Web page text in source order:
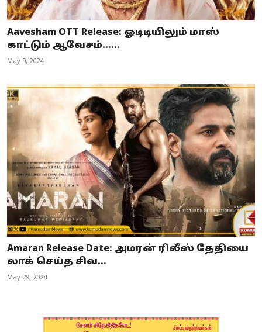
Aavesham OTT Release: ஓடிடியிலும் மாஸ்
காட்டும் ஆவேசம்…...
May 9, 2024
Amaran Release Date: அமரன் ரிலீஸ் தேதியை
லாக் செய்த சிவ...
May 29, 2024